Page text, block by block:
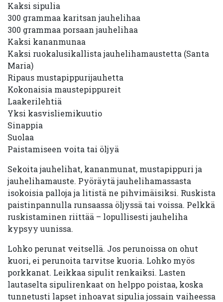
Kaksi sipulia
300 grammaa karitsan jauhelihaa
300 grammaa porsaan jauhelihaa
Kaksi kananmunaa
Kaksi ruokalusikallista jauhelihamaustetta (Santa
Maria)
Ripaus mustapippurijauhetta
Kokonaisia maustepippureit
Laakerilehtiä
Yksi kasvisliemikuutio
Sinappia
Suolaa
Paistamiseen voita tai öljyä
Sekoita jauhelihat, kananmunat, mustapippuri ja
jauhelihamauste. Pyöräytä jauhelihamassasta
isokoisia palloja ja litistä ne pihvimäisiksi. Ruskista
paistinpannulla runsaassa öljyssä tai voissa. Pelkkä
ruskistaminen riittää – lopullisesti jauheliha
kypsyy uunissa.
Lohko perunat veitsellä. Jos perunoissa on ohut
kuori, ei perunoita tarvitse kuoria. Lohko myös
porkkanat. Leikkaa sipulit renkaiksi. Lasten
lautaselta sipulirenkaat on helppo poistaa, koska
tunnetusti lapset inhoavat sipulia jossain vaiheessa